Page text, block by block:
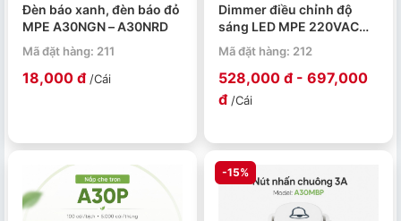
Đèn báo xanh, đèn báo đỏ
MPE A30NGN – A30NRD
Mã đặt hàng: 211
18,000 đ /Cái
Dimmer điều chỉnh độ
sáng LED MPE 220VAC
200W
Mã đặt hàng: 212
528,000 đ - 697,000
đ /Cái
-15%